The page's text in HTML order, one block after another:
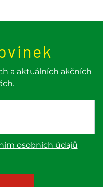
a aktuálních akčních
osobních údajů